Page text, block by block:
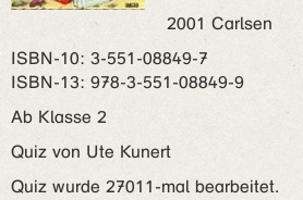
2001 Carlsen
ISBN‑10: 3-551-08849-7
ISBN‑13: 978-3-551-08849-9
Ab Klasse 2
Quiz von Ute Kunert
Quiz wurde 27011-mal bearbeitet.